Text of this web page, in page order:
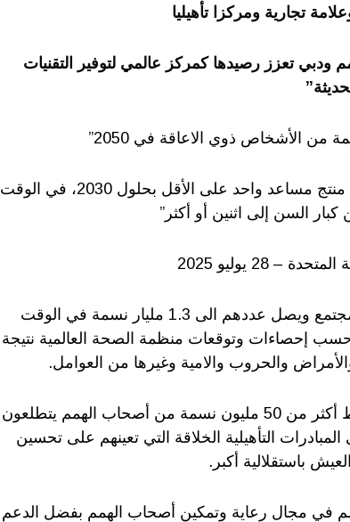
تعزز رصيدها كمركز عالمي لتوفير التقنيات
خبراء دوليون:” أكثر من ملياري شخص بحاجة إلى منتج مساعد واحد على الأقل بحلول 2030، في الوقت
كبار السن إلى اثنين أو أكثر”
– 28 يوليو 2025
يشكل أصحاب الهمم ما بين 10-15% من أي مجتمع ويصل عددهم الى 1.3 مليار نسمة في الوقت
ليرتفع الى 2 مليار نسمة في العام 2050 حسب إحصاءات وتوقعات منظمة الصحة العالمية نتيجة
والحروب والامية وغيرها من العوامل.
وحسب النسب السابقة يعيش في الشرق الأوسط أكثر من 50 مليون نسمة من أصحاب الهمم يتطلعون
التأهيلية الخلاقة التي تعينهم على تحسين
باستقلالية أكبر.
في مجال رعاية وتمكين أصحاب الهمم بفضل الدعم